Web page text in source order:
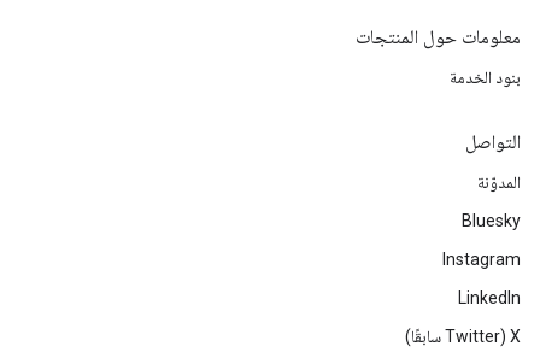
معلومات حول المنتجات
بنود الخدمة
التواصل
المدوّنة
Bluesky
Instagram
LinkedIn
‫X ‏(Twitter سابقًا)